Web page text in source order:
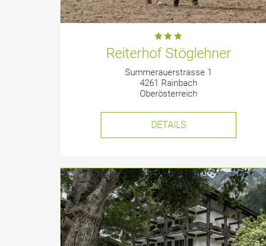
Reiterhof Stöglehner
Summerauerstrasse 1
4261 Rainbach
Oberösterreich
DETAILS